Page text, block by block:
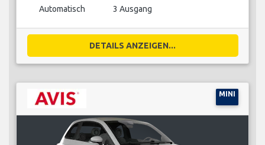
Automatisch 3 Ausgang
DETAILS ANZEIGEN...
MINI